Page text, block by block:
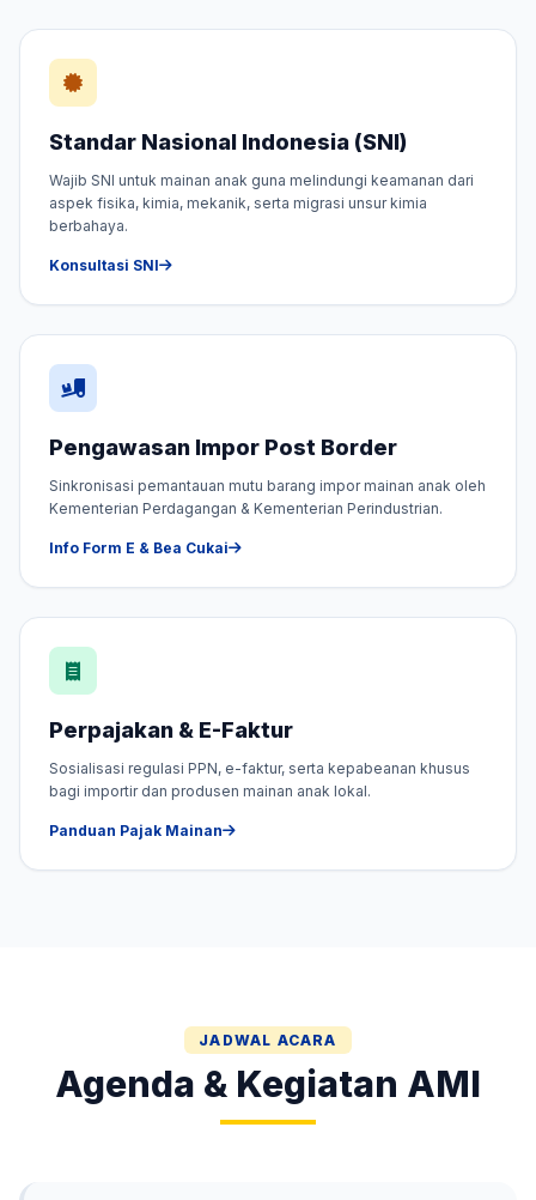
Standar Nasional Indonesia (SNI)
Wajib SNI untuk mainan anak guna melindungi keamanan dari
aspek fisika, kimia, mekanik, serta migrasi unsur kimia
berbahaya.
Konsultasi SNI
Pengawasan Impor Post Border
Sinkronisasi pemantauan mutu barang impor mainan anak oleh
Kementerian Perdagangan & Kementerian Perindustrian.
Info Form E & Bea Cukai
Perpajakan & E-Faktur
Sosialisasi regulasi PPN, e-faktur, serta kepabeanan khusus
bagi importir dan produsen mainan anak lokal.
Panduan Pajak Mainan
JADWAL ACARA
Agenda & Kegiatan AMI